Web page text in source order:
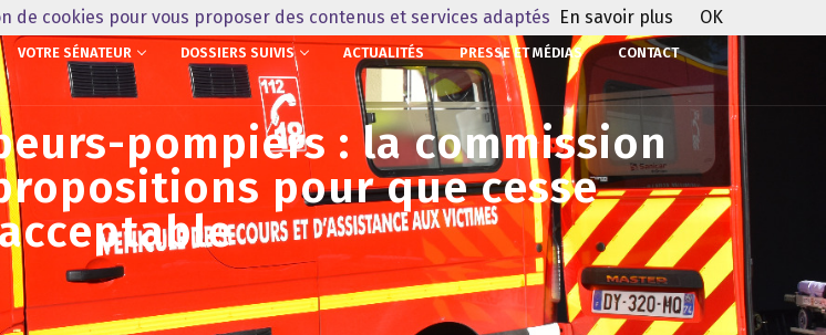
VOTRE SÉNATEUR DOSSIERS SUIVIS ACTUALITÉS PRESSE ET MÉDIAS CONTACT
pompiers : la commission
pour que cesse
de cookies pour vous proposer des contenus et services adaptés En savoir plus OK